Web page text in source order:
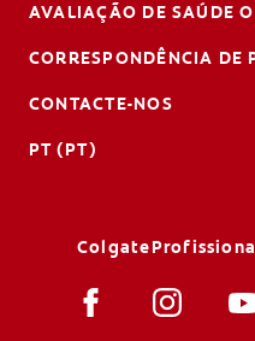
AVALIAÇÃO DE SAÚDE
CORRESPONDÊNCIA DE
CONTACTE-NOS
PT (PT)